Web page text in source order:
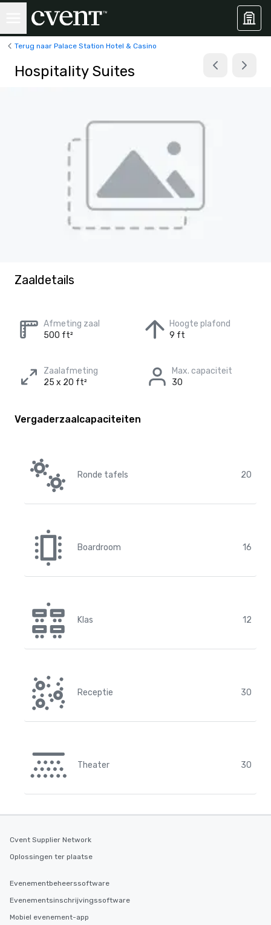
Terug naar Palace Station Hotel & Casino
Hospitality Suites
Zaaldetails
Afmeting zaal
500 ft²
Hoogte plafond
9 ft
Zaalafmeting
25 x 20 ft²
Max. capaciteit
30
Vergaderzaalcapaciteiten
Ronde tafels 20
Boardroom 16
Klas 12
Receptie 30
Theater 30
Cvent Supplier Network
Oplossingen ter plaatse
Evenementbeheerssoftware
Evenementsinschrijvingssoftware
Mobiel evenement-app